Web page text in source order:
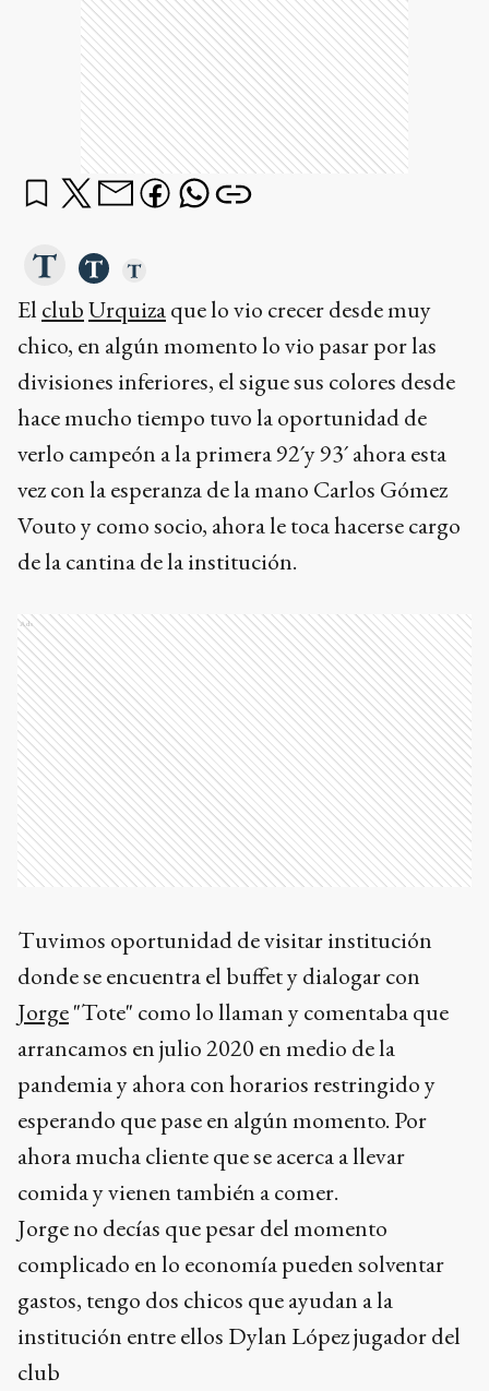
El clubUrquizaque lo vio crecer desde muy
chico, en algún momento lo vio pasar por las
divisiones inferiores, el sigue sus colores desde
hace mucho tiempo tuvo la oportunidad de
verlo campeón a la primera 92´y 93´ ahora esta
vez con la esperanza de la mano Carlos Gómez
Vouto y como socio, ahora le toca hacerse cargo
de la cantina de la institución.
Ads
Tuvimos oportunidad de visitar institución
donde se encuentra el buffet y dialogar con
Jorge"Tote" como lo llaman y comentaba que
arrancamos en julio 2020 en medio de la
pandemia y ahora con horarios restringido y
esperando que pase en algún momento. Por
ahora mucha cliente que se acerca a llevar
comida y vienen también a comer.
Jorge no decías que pesar del momento
complicado en lo economía pueden solventar
gastos, tengo dos chicos que ayudan a la
institución entre ellos Dylan López jugador del
club